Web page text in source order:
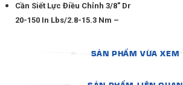
Cần Siết Lực Điều Chỉnh 3/8″ Dr
20-150 In Lbs/2.8-15.3 Nm –
SẢN PHẨM VỪA XEM